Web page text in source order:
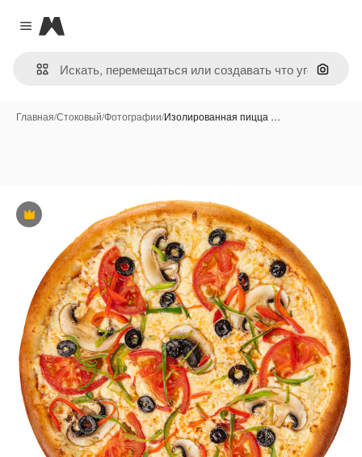
Close menu
Magnific
Поиск
Главная/Стоковый/Фотографии/Изолированная пицца …
Премиум